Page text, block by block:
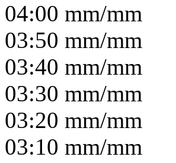
04:00 mm/mm
03:50 mm/mm
03:40 mm/mm
03:30 mm/mm
03:20 mm/mm
03:10 mm/mm